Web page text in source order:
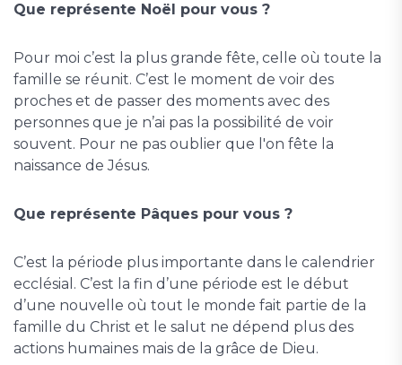
Que représente Noël pour vous ?
Pour moi c’est la plus grande fête, celle où toute la
famille se réunit. C’est le moment de voir des
proches et de passer des moments avec des
personnes que je n’ai pas la possibilité de voir
souvent. Pour ne pas oublier que l'on fête la
naissance de Jésus.
Que représente Pâques pour vous ?
C’est la période plus importante dans le calendrier
ecclésial. C’est la fin d’une période est le début
d’une nouvelle où tout le monde fait partie de la
famille du Christ et le salut ne dépend plus des
actions humaines mais de la grâce de Dieu.